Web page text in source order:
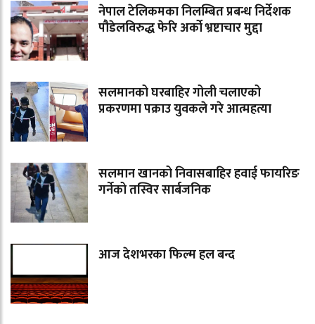
नेपाल टेलिकमका निलम्बित प्रबन्ध निर्देशक
पौडेलविरुद्ध फेरि अर्को भ्रष्टाचार मुद्दा
सलमानको घरबाहिर गोली चलाएको
प्रकरणमा पक्राउ युवकले गरे आत्महत्या
सलमान खानको निवासबाहिर हवाई फायरिङ
गर्नेको तस्विर सार्बजनिक
आज देशभरका फिल्म हल बन्द